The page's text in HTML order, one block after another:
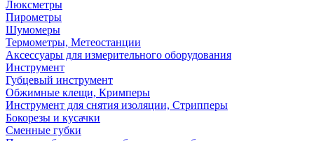
Люксметры
Пирометры
Шумомеры
Термометры, Метеостанции
Аксессуары для измерительного оборудования
Инструмент
Губцевый инструмент
Обжимные клещи, Кримперы
Инструмент для снятия изоляции, Стрипперы
Бокорезы и кусачки
Сменные губки